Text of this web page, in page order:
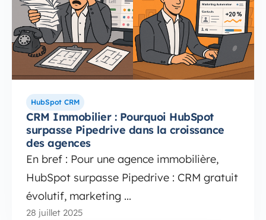
HubSpot CRM
CRM Immobilier : Pourquoi HubSpot
surpasse Pipedrive dans la croissance
des agences
En bref : Pour une agence immobilière,
HubSpot surpasse Pipedrive : CRM gratuit
évolutif, marketing ...
28 juillet 2025